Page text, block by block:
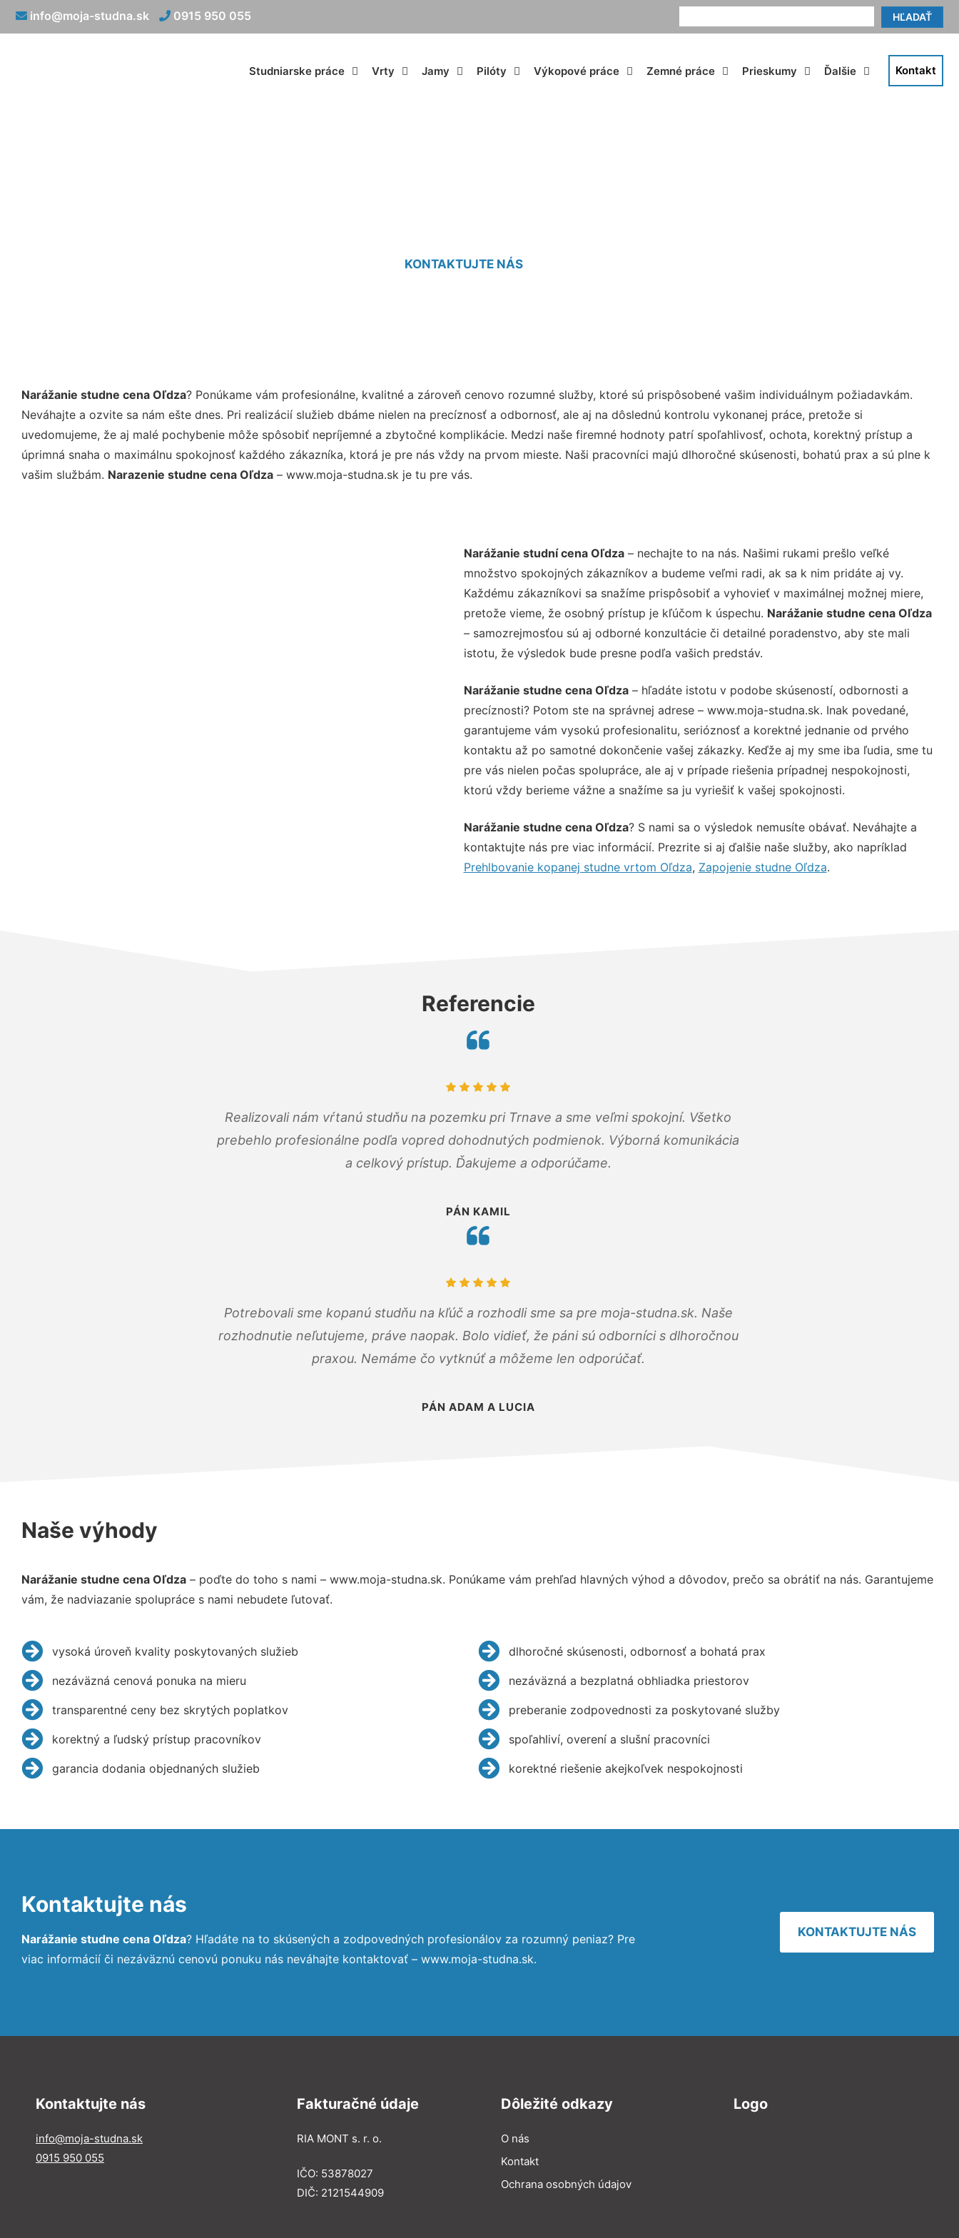
HĽADAŤ
info@moja-studna.sk 0915 950 055
Studniarske práce Vrty Jamy Pilóty Výkopové práce Zemné práce Prieskumy Ďalšie Kontakt
KONTAKTUJTE NÁS
Narážanie studne cena Oľdza? Ponúkame vám profesionálne, kvalitné a zároveň cenovo rozumné služby, ktoré sú prispôsobené vašim individuálnym požiadavkám.
Neváhajte a ozvite sa nám ešte dnes. Pri realizácií služieb dbáme nielen na precíznosť a odbornosť, ale aj na dôslednú kontrolu vykonanej práce, pretože si
uvedomujeme, že aj malé pochybenie môže spôsobiť nepríjemné a zbytočné komplikácie. Medzi naše firemné hodnoty patrí spoľahlivosť, ochota, korektný prístup a
úprimná snaha o maximálnu spokojnosť každého zákazníka, ktorá je pre nás vždy na prvom mieste. Naši pracovníci majú dlhoročné skúsenosti, bohatú prax a sú plne k
vašim službám. Narazenie studne cena Oľdza – www.moja-studna.sk je tu pre vás.
Narážanie studní cena Oľdza– nechajte to na nás. Našimi rukami prešlo veľké
množstvo spokojných zákazníkov a budeme veľmi radi, ak sa k nim pridáte aj vy.
Každému zákazníkovi sa snažíme prispôsobiť a vyhovieť v maximálnej možnej miere,
pretože vieme, že osobný prístup je kľúčom k úspechu. Narážanie studne cena Oľdza
– samozrejmosťou sú aj odborné konzultácie či detailné poradenstvo, aby ste mali
istotu, že výsledok bude presne podľa vašich predstáv.
Narážanie studne cena Oľdza– hľadáte istotu v podobe skúseností, odbornosti a
precíznosti? Potom ste na správnej adrese – www.moja-studna.sk. Inak povedané,
garantujeme vám vysokú profesionalitu, serióznosť a korektné jednanie od prvého
kontaktu až po samotné dokončenie vašej zákazky. Keďže aj my sme iba ľudia, sme tu
pre vás nielen počas spolupráce, ale aj v prípade riešenia prípadnej nespokojnosti,
ktorú vždy berieme vážne a snažíme sa ju vyriešiť k vašej spokojnosti.
Narážanie studne cena Oľdza? S nami sa o výsledok nemusíte obávať. Neváhajte a
kontaktujte nás pre viac informácií. Prezrite si aj ďalšie naše služby, ako napríklad
Prehlbovanie kopanej studne vrtom Oľdza, Zapojenie studne Oľdza.
Referencie
Realizovali nám vŕtanú studňu na pozemku pri Trnave a sme veľmi spokojní. Všetko
prebehlo profesionálne podľa vopred dohodnutých podmienok. Výborná komunikácia
a celkový prístup. Ďakujeme a odporúčame.
PÁN KAMIL
Potrebovali sme kopanú studňu na kľúč a rozhodli sme sa pre moja-studna.sk. Naše
rozhodnutie neľutujeme, práve naopak. Bolo vidieť, že páni sú odborníci s dlhoročnou
praxou. Nemáme čo vytknúť a môžeme len odporúčať.
PÁN ADAM A LUCIA
Naše výhody
Narážanie studne cena Oľdza – poďte do toho s nami – www.moja-studna.sk. Ponúkame vám prehľad hlavných výhod a dôvodov, prečo sa obrátiť na nás. Garantujeme
vám, že nadviazanie spolupráce s nami nebudete ľutovať.
vysoká úroveň kvality poskytovaných služieb
nezáväzná cenová ponuka na mieru
transparentné ceny bez skrytých poplatkov
korektný a ľudský prístup pracovníkov
garancia dodania objednaných služieb
dlhoročné skúsenosti, odbornosť a bohatá prax
nezáväzná a bezplatná obhliadka priestorov
preberanie zodpovednosti za poskytované služby
spoľahliví, overení a slušní pracovníci
korektné riešenie akejkoľvek nespokojnosti
Kontaktujte nás
Narážanie studne cena Oľdza? Hľadáte na to skúsených a zodpovedných profesionálov za rozumný peniaz? Pre
viac informácií či nezáväznú cenovú ponuku nás neváhajte kontaktovať – www.moja-studna.sk.
KONTAKTUJTE NÁS
Kontaktujte nás
info@moja-studna.sk
0915 950 055
Fakturačné údaje
RIA MONT s. r. o.
IČO: 53878027
DIČ: 2121544909
Dôležité odkazy
O nás
Kontakt
Ochrana osobných údajov
Logo